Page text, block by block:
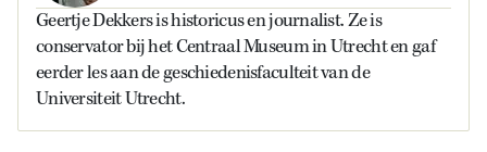
Geertje Dekkers is historicus en journalist. Ze is
conservator bij het Centraal Museum in Utrecht en gaf
eerder les aan de geschiedenisfaculteit van de
Universiteit Utrecht.